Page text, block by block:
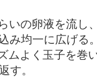
いの卵液を流し
み均一に広げる
ムよく玉子を巻
す。